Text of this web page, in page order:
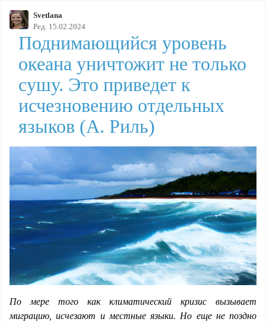
Svetlana
Ред. 15.02.2024
Поднимающийся уровень
океана уничтожит не только
сушу. Это приведет к
исчезновению отдельных
языков (А. Риль)
По мере того как климатический кризис вызывает
миграцию, исчезают и местные языки. Но еще не поздно